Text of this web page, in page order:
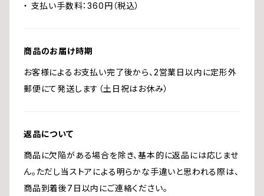
・ 支払い手数料：360円（税込）
商品のお届け時期
お客様によるお支払い完了後から、2営業日以内に定形外
郵便にて発送します（土日祝はお休み）
返品について
商品に欠陥がある場合を除き、基本的に返品には応じませ
ん。ただし当ストアによる明らかな手違いと思われる際は、
商品到着後7日以内にご連絡ください。